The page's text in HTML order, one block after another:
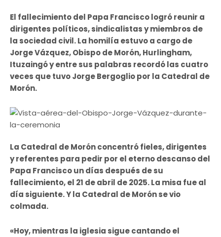
El fallecimiento del Papa Francisco logró reunir a
dirigentes políticos, sindicalistas y miembros de
la sociedad civil. La homilía estuvo a cargo de
Jorge Vázquez, Obispo de Morón, Hurlingham,
Ituzaingó y entre sus palabras recordó las cuatro
veces que tuvo Jorge Bergoglio por la Catedral de
Morón.
La Catedral de Morón concentró fieles, dirigentes
y referentes para pedir por el eterno descanso del
Papa Francisco un días después de su
fallecimiento, el 21 de abril de 2025. La misa fue al
día siguiente. Y la Catedral de Morón se vio
colmada.
«Hoy, mientras la iglesia sigue cantando el